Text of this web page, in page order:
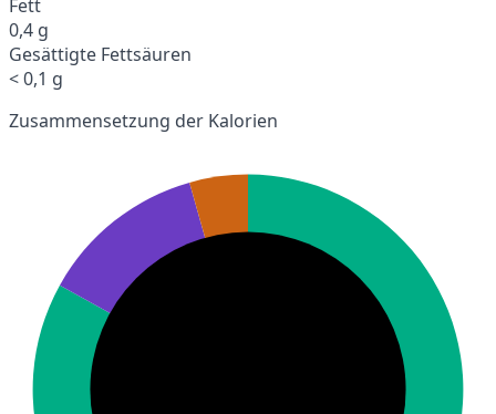
Fett
0,4 g
Gesättigte Fettsäuren
< 0,1 g
Zusammensetzung der Kalorien